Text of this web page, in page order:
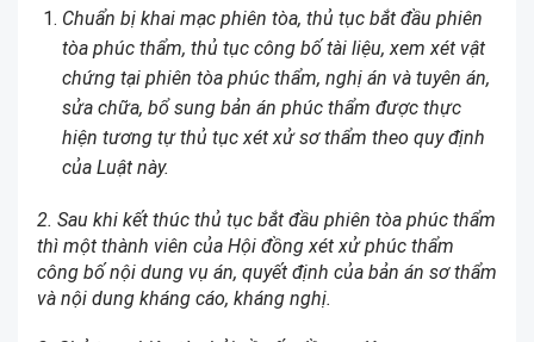
Chuẩn bị khai mạc phiên tòa, thủ tục bắt đầu phiên
tòa phúc thẩm, thủ tục công bố tài liệu, xem xét vật
chứng tại phiên tòa phúc thẩm, nghị án và tuyên án,
sửa chữa, bổ sung bản án phúc thẩm được thực
hiện tương tự thủ tục xét xử sơ thẩm theo quy định
của Luật này.
2. Sau khi kết thúc thủ tục bắt đầu phiên tòa phúc thẩm
thì một thành viên của Hội đồng xét xử phúc thẩm
công bố nội dung vụ án, quyết định của bản án sơ thẩm
và nội dung kháng cáo, kháng nghị.